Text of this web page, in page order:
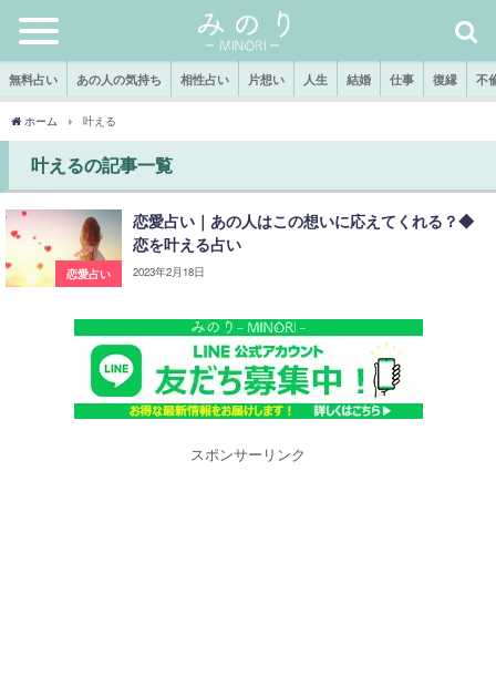
無料占い あの人の気持ち 相性占い 片想い 人生 結婚 仕事 復縁 不
ホーム 叶える
叶えるの記事一覧
恋愛占い
恋愛占い｜あの人はこの想いに応えてくれる？◆
恋を叶える占い
2023年2月18日
スポンサーリンク